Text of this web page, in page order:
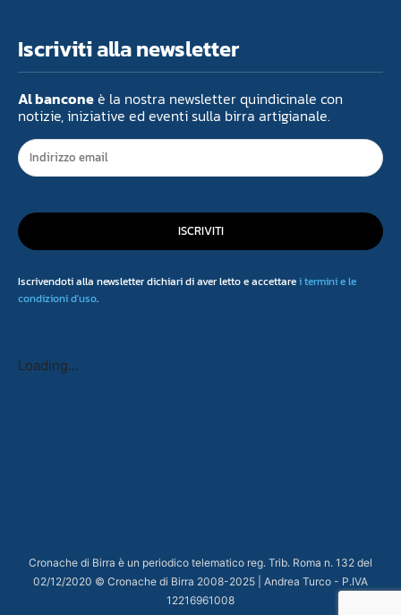
Iscriviti alla newsletter
Al banconeè la nostra newsletter quindicinale con
notizie, iniziative ed eventi sulla birra artigianale.
ISCRIVITI
Iscrivendoti alla newsletter dichiari di aver letto e accettarei termini e le
condizioni d'uso.
Loading...
Cronache di Birra è un periodico telematico reg. Trib. Roma n. 132 del
02/12/2020 © Cronache di Birra 2008-2025 | Andrea Turco - P.IVA
12216961008